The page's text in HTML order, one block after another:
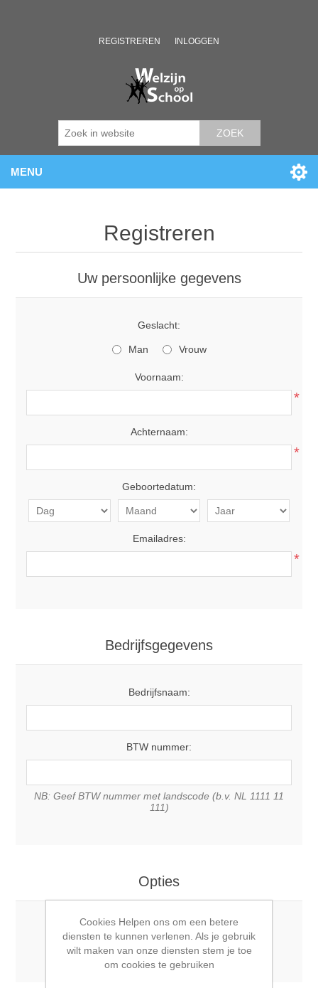
REGISTREREN INLOGGEN
ZOEK
MENU
Registreren
Uw persoonlijke gegevens
Geslacht:
Man Vrouw
Voornaam:
*
Achternaam:
*
Geboortedatum:
Emailadres:
*
Bedrijfsgegevens
Bedrijfsnaam:
BTW nummer:
NB: Geef BTW nummer met landscode (b.v. NL 1111 11
111)
Opties
Nieuwsbrief:
Cookies Helpen ons om een betere
diensten te kunnen verlenen. Als je gebruik
wilt maken van onze diensten stem je toe
om cookies te gebruiken